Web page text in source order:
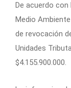
De acuerdo con
Medio
de revocación
Unidades
$4.155.900.000.